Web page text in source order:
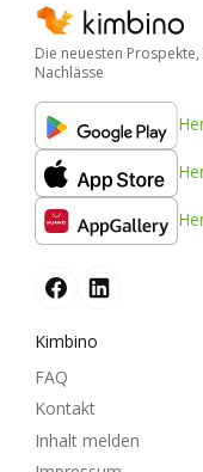
Die neuesten
Nachlässe
Kimbino
FAQ
Kontakt
Inhalt melden